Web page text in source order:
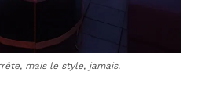
mais le style, jamais.